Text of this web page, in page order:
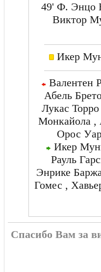
49' Ф. Энцо
Виктор
Икер
Валентен
Абель
Лукас
Монкайола ,
Орос
Икер
Рауль
Энрике
Гомес ,
Спасибо Вам за